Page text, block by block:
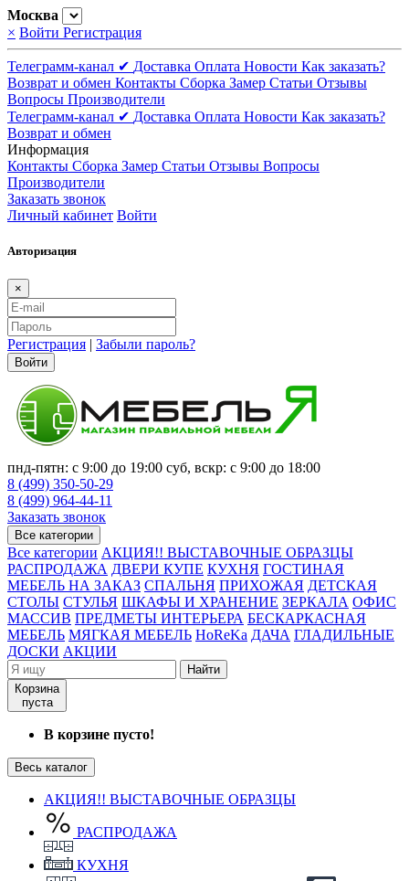
Москва
× Войти Регистрация
Телеграмм-канал ✔ Доставка Оплата Новости Как заказать?
Возврат и обмен Контакты Сборка Замер Статьи Отзывы
Вопросы Производители
Телеграмм-канал ✔ Доставка Оплата Новости Как заказать?
Возврат и обмен
Информация
Контакты Сборка Замер Статьи Отзывы Вопросы
Производители
Заказать звонок
Личный кабинет Войти
Авторизация
×
Регистрация | Забыли пароль?
Войти
пнд-пятн: с 9:00 до 19:00 суб, вскр: с 9:00 до 18:00
8 (499) 350-50-29
8 (499) 964-44-11
Заказать звонок
Все категории
Все категории АКЦИЯ!! ВЫСТАВОЧНЫЕ ОБРАЗЦЫ
РАСПРОДАЖА ДВЕРИ КУПЕ КУХНЯ ГОСТИНАЯ
МЕБЕЛЬ НА ЗАКАЗ СПАЛЬНЯ ПРИХОЖАЯ ДЕТСКАЯ
СТОЛЫ СТУЛЬЯ ШКАФЫ И ХРАНЕНИЕ ЗЕРКАЛА ОФИС
МАССИВ ПРЕДМЕТЫ ИНТЕРЬЕРА БЕСКАРКАСНАЯ
МЕБЕЛЬ МЯГКАЯ МЕБЕЛЬ HoReKa ДАЧА ГЛАДИЛЬНЫЕ
ДОСКИ АКЦИИ
Найти
Корзина
пуста
В корзине пусто!
Весь каталог
АКЦИЯ!! ВЫСТАВОЧНЫЕ ОБРАЗЦЫ
РАСПРОДАЖА
КУХНЯ